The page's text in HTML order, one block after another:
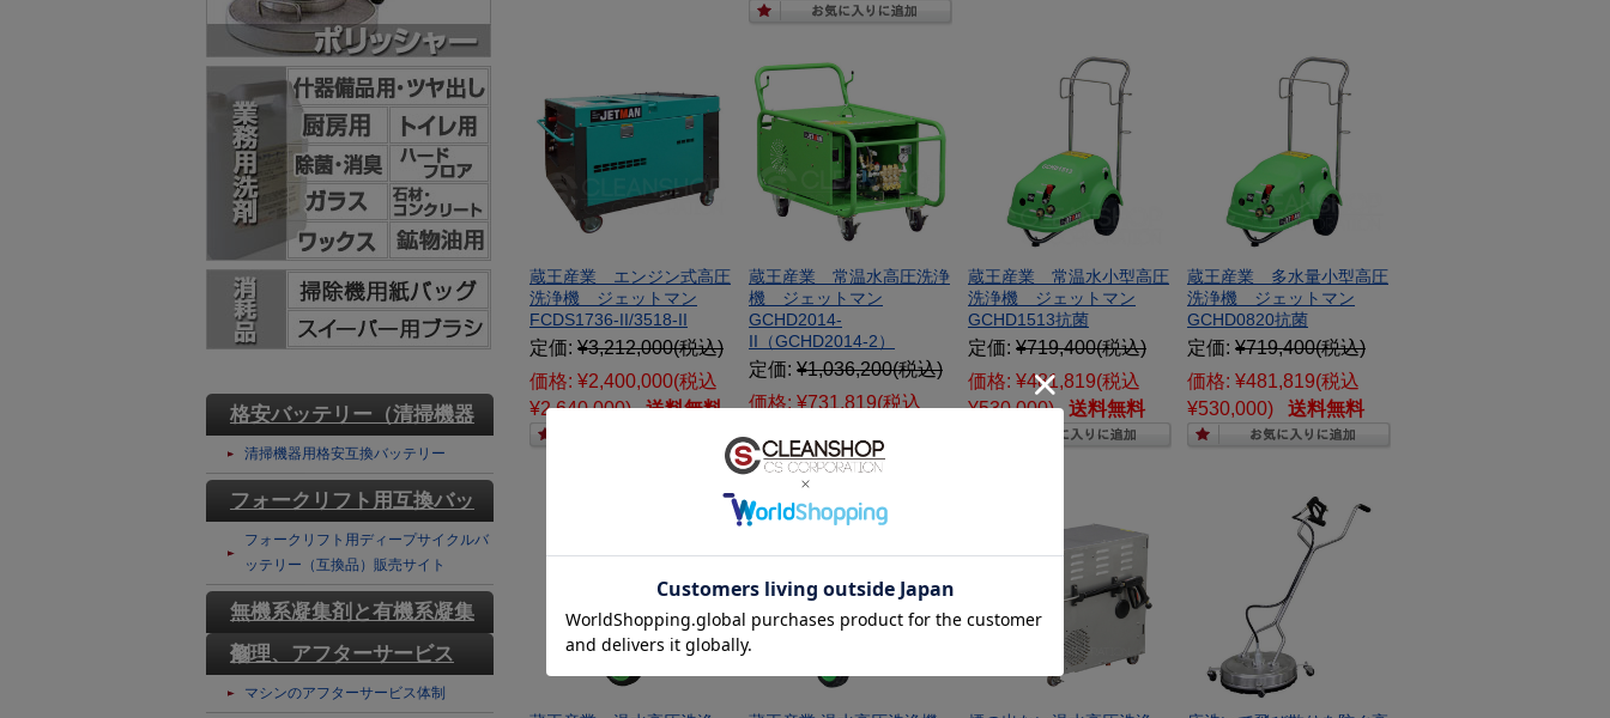
蔵王産業 エンジン式高圧
洗浄機 ジェットマン
FCDS1736-II/3518-II
定価: ¥3,212,000(税込)
価格: ¥2,400,000(税込
¥2,640,000)
送料無料
蔵王産業 常温水高圧洗浄
機 ジェットマン
GCHD2014-
II（GCHD2014-2）
定価: ¥1,036,200(税込)
価格: ¥731,819(税込
蔵王産業 常温水小型高圧
洗浄機 ジェットマン
GCHD1513抗菌
定価: ¥719,400(税込)
価格: ¥481,819(税込
¥530,000)
送料無料
蔵王産業 多水量小型高圧
洗浄機 ジェットマン
GCHD0820抗菌
定価: ¥719,400(税込)
価格: ¥481,819(税込
¥530,000)
送料無料
格安バッテリー（清掃機器
用）
清掃機器用格安互換バッテリー
フォークリフト用互換バッ
テリー
フォークリフト用ディープサイクルバ
ッテリー（互換品）販売サイト
無機系凝集剤と有機系凝集
剤
修理、アフターサービス
マシンのアフターサービス体制